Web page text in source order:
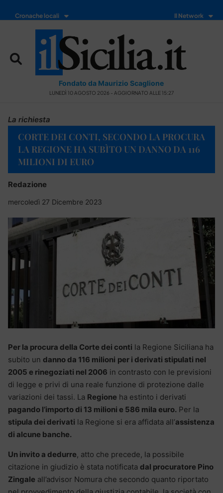
Cronache locali Il Network
Fondato da Maurizio Scaglione
LUNEDÌ 10 AGOSTO 2026 - AGGIORNATO ALLE 15:27
La richiesta
CORTE DEI CONTI, SECONDO LA PROCURA
LA REGIONE HA SUBÌTO UN DANNO DA 116
MILIONI DI EURO
Redazione
mercoledì 27 Dicembre 2023
Per la procura della Corte dei conti la Regione Siciliana ha
subito un danno da 116 milioni per i derivati stipulati nel
2005 e rinegoziati nel 2006 in contrasto con le previsioni
di legge e privi di una reale funzione di protezione dalle
variazioni dei tassi. La Regione ha estinto i derivati
pagando l’importo di 13 milioni e 586 mila euro. Per la
stipula dei derivati la Regione si era affidata all’assistenza
di alcune banche.
Un invito a dedurre, atto che precede, la possibile
citazione in giudizio è stata notificata dal procuratore Pino
Zingale all’advisor Nomura che secondo quanto riportato